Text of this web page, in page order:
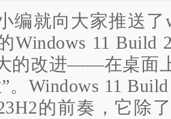
编就向大家推送
Windows 11 Build
的改进——在桌面
。Windows 11
的前奏，它除